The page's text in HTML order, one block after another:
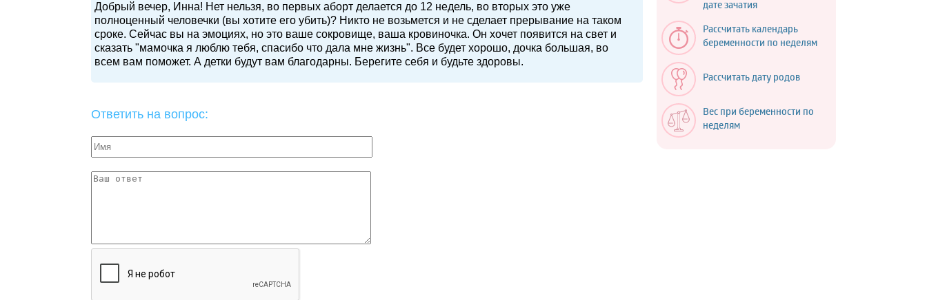
Добрый вечер, Инна! Нет нельзя, во первых аборт делается до 12 недель, во вторых это уже
полноценный человечки (вы хотите его убить)? Никто не возьмется и не сделает прерывание на таком
сроке. Сейчас вы на эмоциях, но это ваше сокровище, ваша кровиночка. Он хочет появится на свет и
сказать "мамочка я люблю тебя, спасибо что дала мне жизнь". Все будет хорошо, дочка большая, во
всем вам поможет. А детки будут вам благодарны. Берегите себя и будьте здоровы.
Ответить на вопрос:
дате зачатия
Рассчитать календарь
беременности по неделям
Рассчитать дату родов
Вес при беременности по
неделям